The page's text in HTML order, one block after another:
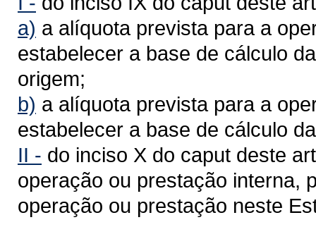
a) a alíquota prevista para a
estabelecer a base de cálculo
origem;
b) a alíquota prevista para a
estabelecer a base de cálculo
II - do inciso X do caput deste
operação ou prestação interna,
operação ou prestação neste